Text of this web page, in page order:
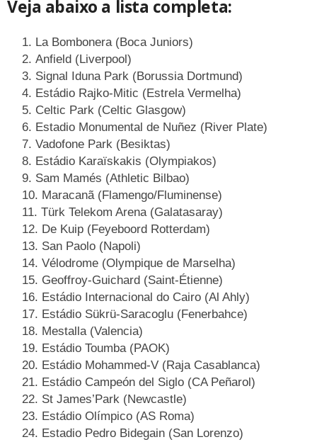
Veja abaixo a lista completa:
La Bombonera (Boca Juniors)
Anfield (Liverpool)
Signal Iduna Park (Borussia Dortmund)
Estádio Rajko-Mitic (Estrela Vermelha)
Celtic Park (Celtic Glasgow)
Estadio Monumental de Nuñez (River Plate)
Vadofone Park (Besiktas)
Estádio Karaïskakis (Olympiakos)
Sam Mamés (Athletic Bilbao)
Maracanã (Flamengo/Fluminense)
Türk Telekom Arena (Galatasaray)
De Kuip (Feyeboord Rotterdam)
San Paolo (Napoli)
Vélodrome (Olympique de Marselha)
Geoffroy-Guichard (Saint-Étienne)
Estádio Internacional do Cairo (Al Ahly)
Estádio Sükrü-Saracoglu (Fenerbahce)
Mestalla (Valencia)
Estádio Toumba (PAOK)
Estádio Mohammed-V (Raja Casablanca)
Estádio Campeón del Siglo (CA Peñarol)
St James’Park (Newcastle)
Estádio Olímpico (AS Roma)
Estadio Pedro Bidegain (San Lorenzo)